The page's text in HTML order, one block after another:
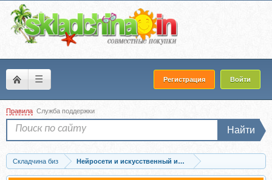
☰ Регистрация Войти
Правила Служба поддержки
Найти
Складчина биз
Нейросети и искусственный интеллект
Запись [Wannabe] Design-system in Claude Code. Тариф View (Миша Розов)